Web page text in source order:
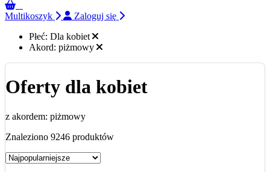
Multikoszyk
Zaloguj się
Płeć: Dla kobiet
Akord: piżmowy
Oferty dla kobiet
z akordem: piżmowy
Znaleziono 9246 produktów